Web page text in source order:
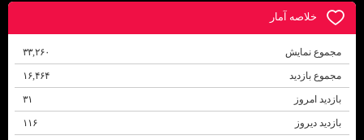
خلاصه آمار
مجموع نمایش‌ ۳۳,۲۶۰
مجموع بازدید ۱۶,۴۶۴
بازدید امروز ۳۱
بازدید دیروز ۱۱۶